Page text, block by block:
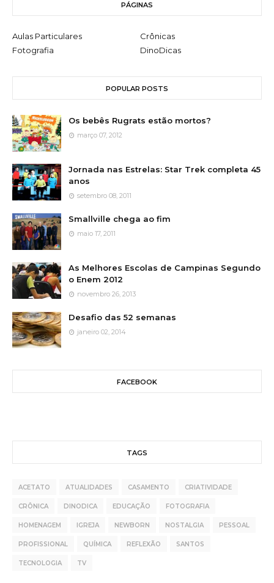
PÁGINAS
Aulas Particulares
Crônicas
Fotografia
DinoDicas
POPULAR POSTS
Os bebês Rugrats estão mortos?
março 07, 2012
Jornada nas Estrelas: Star Trek completa 45
anos
setembro 08, 2011
Smallville chega ao fim
maio 17, 2011
As Melhores Escolas de Campinas Segundo
o Enem 2012
novembro 26, 2013
Desafio das 52 semanas
janeiro 02, 2014
FACEBOOK
TAGS
ACETATO ATUALIDADES CASAMENTO CRIATIVIDADE
CRÔNICA DINODICA EDUCAÇÃO FOTOGRAFIA
HOMENAGEM IGREJA NEWBORN NOSTALGIA PESSOAL
PROFISSIONAL QUÍMICA REFLEXÃO SANTOS
TECNOLOGIA TV